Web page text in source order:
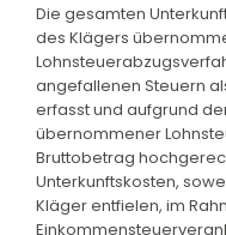
Die gesamten
des Klägers
angefallenen Steuern
erfasst und aufgrund
übernommener
Bruttobetrag
Unterkunftskosten,
Kläger entfielen, im